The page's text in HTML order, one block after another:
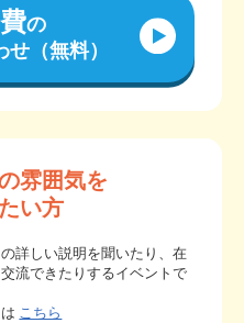
の
（無料）
雰囲気を
い方
の詳しい説明を聞いたり、在
流できたりするイベントで
こちら